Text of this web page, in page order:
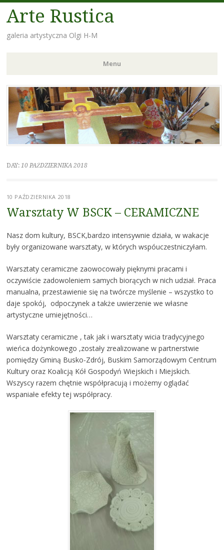
Arte Rustica
galeria artystyczna Olgi H-M
Menu
Skip
to
content
DAY: 10 PAŹDZIERNIKA 2018
10 PAŹDZIERNIKA 2018
Warsztaty W BSCK – CERAMICZNE
Nasz dom kultury, BSCK,bardzo intensywnie działa, w wakacje
były organizowane warsztaty, w których wspóuczestniczyłam.
Warsztaty ceramiczne zaowocowały pięknymi pracami i
oczywiście zadowoleniem samych biorących w nich udział. Praca
manualna, przestawienie się na twórcze myślenie – wszystko to
daje spokój, odpoczynek a także uwierzenie we własne
artystyczne umiejętności…
Warsztaty ceramiczne , tak jak i warsztaty wicia tradycyjnego
wieńca dożynkowego ,zostały zrealizowane w partnerstwie
pomiędzy Gminą Busko-Zdrój, Buskim Samorządowym Centrum
Kultury oraz Koalicją Kół Gospodyń Wiejskich i Miejskich.
Wszyscy razem chętnie współpracują i możemy oglądać
wspaniałe efekty tej współpracy.